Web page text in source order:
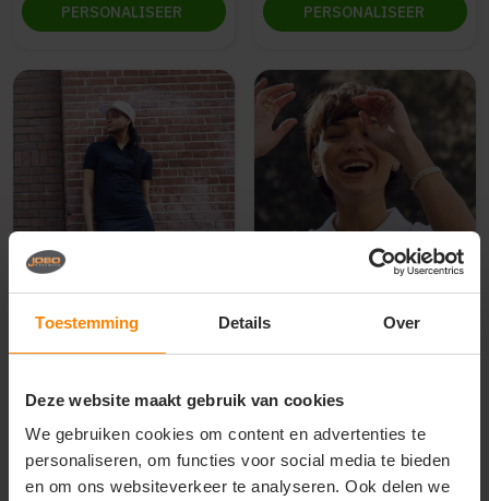
Toestemming Details Over
Deze website maakt gebruik van cookies
We gebruiken cookies om content en advertenties te
personaliseren, om functies voor social media te bieden
en om ons websiteverkeer te analyseren. Ook delen we
PERSONALISEER PERSONALISEER
Clique
Marietta polo Ladies
Polojurk korte mouwen
Materiaal: 100% Katoen
Eigenschap: 1/4 knopen
2529
Newton Ladies polo korte
mouwen
Materiaal: 100% Katoen
Eigenschap: 1/4 knopen
1963